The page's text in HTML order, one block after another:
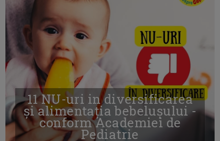
11 NU-uri in diversificarea
și alimentația bebelușului -
conform Academiei de
Pediatrie